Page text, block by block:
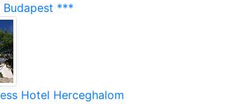
***
Hotel Herceghalom